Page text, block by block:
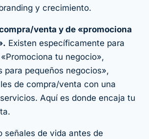
y crecimiento.
venta y de «promociona
Existen específicamente para
tu negocio»,
para pequeños negocios»,
de compra/venta con una
Aquí es donde encaja tu
señales de vida antes de